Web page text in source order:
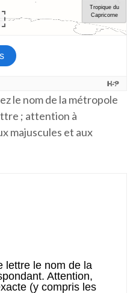
le nom de la métropole
; attention à
majuscules et aux